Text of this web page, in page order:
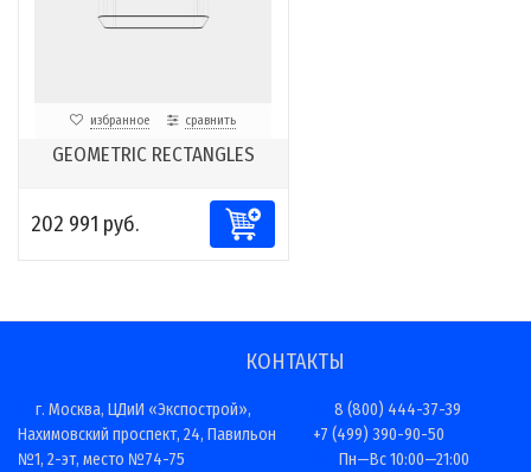
избранное сравнить
GEOMETRIC RECTANGLES
202 991 руб.
КОНТАКТЫ
г. Москва, ЦДиИ «Экспострой»,
Нахимовский проспект, 24, Павильон
№1, 2-эт, место №74-75
8 (800) 444-37-39
+7 (499) 390-90-50
Пн—Вс 10:00—21:00